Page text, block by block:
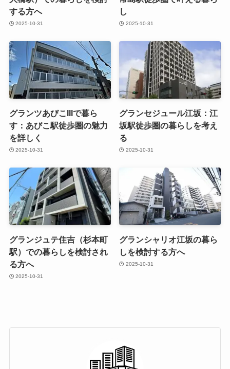
する方へ
2025-10-31
し
2025-10-31
グランツあびこIIIで暮ら
す：あびこ駅徒歩圏の魅力
を詳しく
2025-10-31
グランセジュール江坂：江
坂駅徒歩圏の暮らしを考え
る
2025-10-31
グランジュテ住吉（杉本町
駅）での暮らしを検討され
る方へ
2025-10-31
グランシャリオ江坂の暮ら
しを検討する方へ
2025-10-31